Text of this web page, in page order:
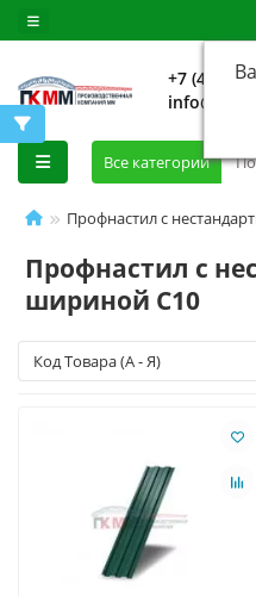
+7 (499)
Все категории
Профнастил с
Профнастил с
шириной С10